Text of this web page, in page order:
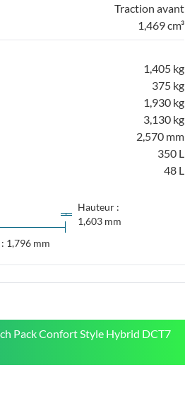
Traction avant
1,469 cm³
1,405 kg
375 kg
1,930 kg
3,130 kg
2,570 mm
350 L
48 L
Hauteur :
1,603 mm
1,796 mm
Pack Confort Style Hybrid DCT7